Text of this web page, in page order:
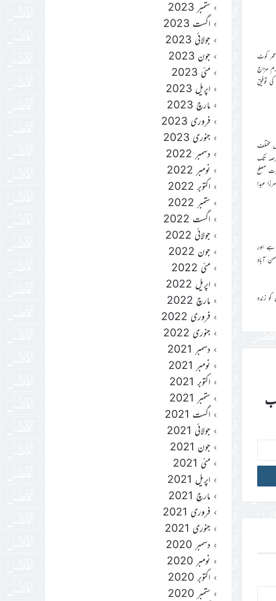
عمر کوٹ
مزاج
توفیق
مختلف
خدمت بجالارہی تھیں۔20 سال سے زائد عرصہ تک
مصلح
عبدا
ہے اور
بٹ صاحب شہید سمن آباد
زندہ
ستمبر 2023
اگست 2023
جولائی 2023
جون 2023
مئی 2023
اپریل 2023
مارچ 2023
فروری 2023
جنوری 2023
دسمبر 2022
نومبر 2022
اکتوبر 2022
ستمبر 2022
اگست 2022
جولائی 2022
جون 2022
مئی 2022
اپریل 2022
مارچ 2022
فروری 2022
جنوری 2022
دسمبر 2021
نومبر 2021
اکتوبر 2021
ستمبر 2021
اگست 2021
جولائی 2021
جون 2021
مئی 2021
اپریل 2021
مارچ 2021
فروری 2021
جنوری 2021
دسمبر 2020
نومبر 2020
اکتوبر 2020
ستمبر 2020